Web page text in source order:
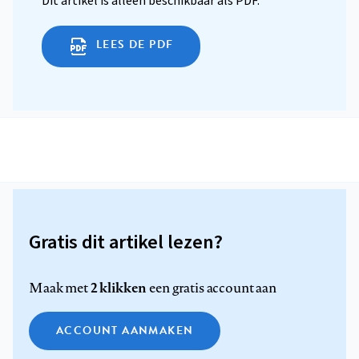
LEES DE PDF
Gratis dit artikel lezen?
Maak met2 klikkeneen gratis account aan
ACCOUNT AANMAKEN